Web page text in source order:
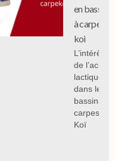
en bassin
à carpe
koi
L’intérêt
de l’acide
lactique
dans les
bassins à
carpes
Koï